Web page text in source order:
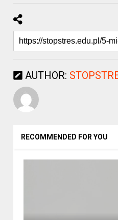
AUTHOR:
RECOMMENDED FOR YOU